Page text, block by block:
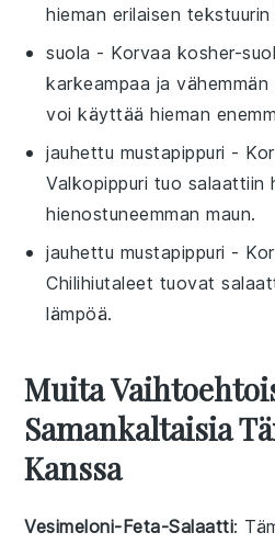
hieman erilaisen
suola - Korvaa kosher-
karkeampaa ja
voi käyttää hieman
jauhettu mustapippuri -
Valkopippuri tuo salaattiin
hienostuneemman maun.
jauhettu mustapippuri -
Chilihiutaleet tuovat
lämpöä.
Muita
Samankaltaisia
Kanssa
Vesimeloni-Feta-Salaatti: